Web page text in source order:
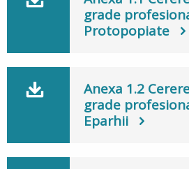
grade
Protopopiate
Anexa 1.2
grade
Eparhii